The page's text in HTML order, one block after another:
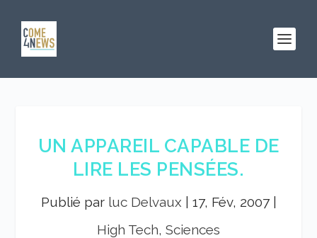
UN APPAREIL CAPABLE DE
LIRE LES PENSÉES.
Publié par luc Delvaux 17, Fév, 2007|
High Tech, Sciences